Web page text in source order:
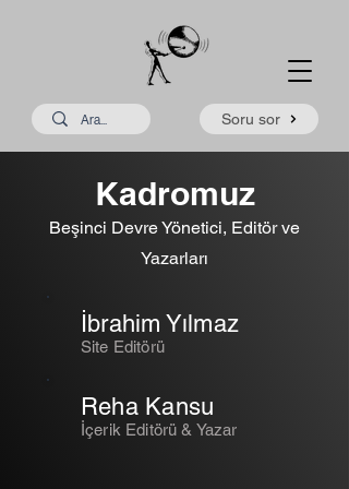
Soru sor
Kadromuz
Beşinci Devre Yönetici, Editör ve
Yazarları
İbrahim Yılmaz
Site Editörü
Reha Kansu
İçerik Editörü & Yazar